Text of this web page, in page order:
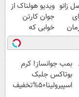
زانو ویدیو هولناک از
جوان کارتن
خوابی که
میلیاردر شد.
آموزش رایگان
بمب جوانساز! کرم
بوتاکس جلبک
اسپیرولینا50%تخفیف